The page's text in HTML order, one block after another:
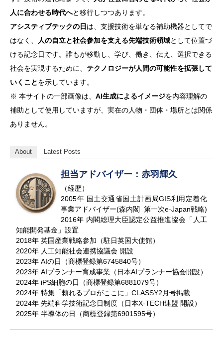
人に合わせる時代へと移行しつつあります。
アシスティブテックの日 は、支援技術を単なる補助機器としてで
はなく、
人の自立と社会参加を支える先端技術領域として位置づ
ける記念日です。誰もが移動し、学び、働き、伝え、選択できる
社会を実現するために、 テクノロジーが人間の可能性を拡張して
いくことを示しています。
※ 本サイトの一部画像は、 AI生成によるイメージを内容理解の
補助として使用していますが、実在の人物・団体・場所とは関係
ありません。
About Latest Posts
担当アドバイザー：赤羽輝久
（経歴）
2005年 国土交通省国土計画局GIS利用定着化
事業アドバイザー(森内閣 第一次e-Japan戦略)
2016年 内閣総理大臣認定公益推進協会「人工
知能開発基金」設置
2018年 英国産業戦略参加（駐日英国大使館）
2020年 人工知能社会連携協議会 開設
2023年 AIの日（商標登録第6745840号）
2023年 AIプランナー育成事業（日本AIプランナー協会開設）
2024年 iPS細胞の日（商標登録第6881079号）
2024年 特集「頼れるプロがここに」CLASSY2月号掲載
2024年 先端科学技術記念日制度（日本X-TECH連盟 開設）
2025年 半導体の日（商標登録第6901595号）